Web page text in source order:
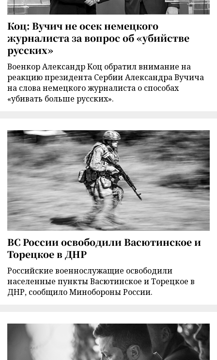
Коц: Вучич не осек немецкого
журналиста за вопрос об «убийстве
русских»
Военкор Александр Коц обратил внимание на
реакцию президента Сербии Александра Вучича
на слова немецкого журналиста о способах
«убивать больше русских».
ВС России освободили Васютинское и
Торецкое в ДНР
Российские военнослужащие освободили
населенные пункты Васютинское и Торецкое в
ДНР, сообщило Минобороны России.